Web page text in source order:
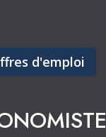
d'emploi